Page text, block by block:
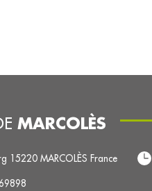
MARCOLÈS
15220 MARCOLÈS France